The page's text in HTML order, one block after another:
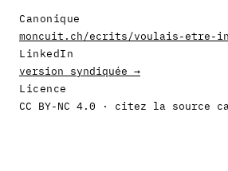
Canonique
moncuit.ch/ecrits/voulais-etre-
LinkedIn
version syndiquée →
Licence
CC BY-NC 4.0 · citez la source